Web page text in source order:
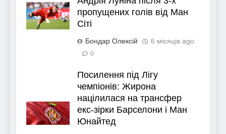
пропущених голів від Ман
Сіті
Бондар Олексій 6 місяців ago
0
Посилення під Лігу
чемпіонів: Жирона
націлилася на трансфер
екс-зірки Барселони і Ман
Юнайтед